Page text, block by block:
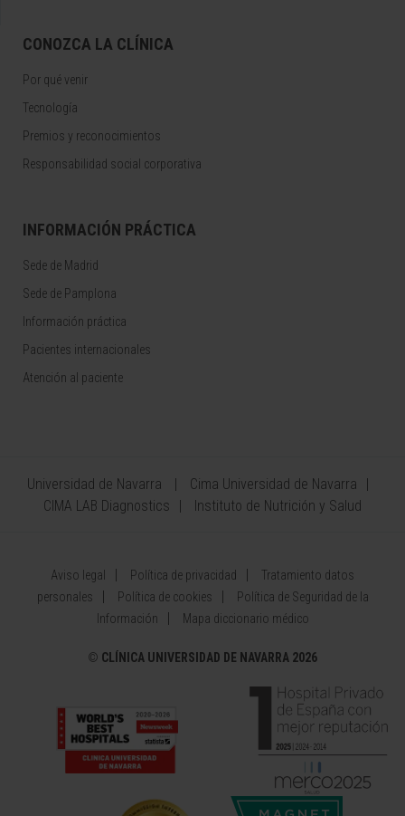
CONOZCA LA CLÍNICA
Por qué venir
Tecnología
Premios y reconocimientos
Responsabilidad social corporativa
INFORMACIÓN PRÁCTICA
Sede de Madrid
Sede de Pamplona
Información práctica
Pacientes internacionales
Atención al paciente
Universidad de Navarra
Cima Universidad de Navarra
CIMA LAB Diagnostics
Instituto de Nutrición y Salud
Aviso legal Política de privacidad
Tratamiento datos
personales
Política de cookies
Política de Seguridad de la
Información
Mapa diccionario médico
© CLÍNICA UNIVERSIDAD DE NAVARRA 2026